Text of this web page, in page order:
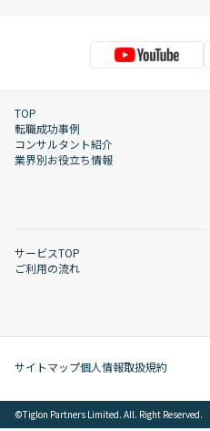
TOP
転職成功事例
コンサルタント紹介
業界別お役立ち情報
サービスTOP
ご利用の流れ
サイトマップ個人情報取扱規約
©︎Tiglon Partners Limited. All. Right Reserved.